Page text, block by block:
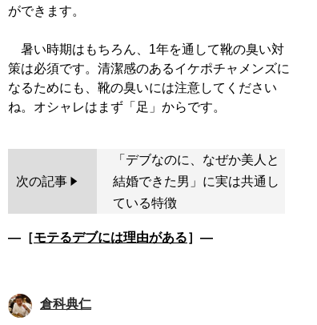
ができます。
暑い時期はもちろん、1年を通して靴の臭い対
策は必須です。清潔感のあるイケポチャメンズに
なるためにも、靴の臭いには注意してください
次の記事
「デブなのに、なぜか美人と
結婚できた男」に実は共通し
ている特徴
―［モテるデブには理由がある］―
倉科典仁